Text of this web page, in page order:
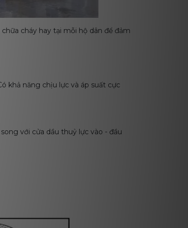
cháy hay tại mỗi hộ dân để đảm
khả năng chịu lực và áp suất cực
với cửa dầu thuỷ lực vào - đầu